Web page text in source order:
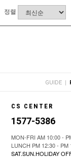
정렬
GUIDE |
CS CENTER
1577-5386
MON-FRI AM 10:00 -
LUNCH PM 12:30 - PM
SAT.SUN.HOLIDAY